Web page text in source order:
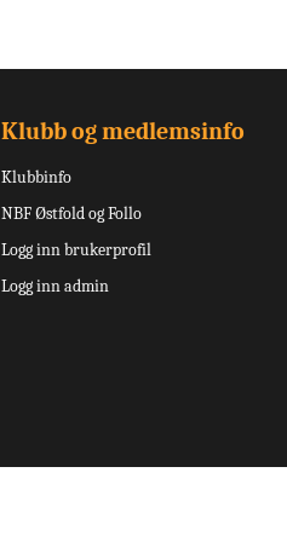
Klubb og medlemsinfo
Klubbinfo
NBF Østfold og Follo
Logg inn brukerprofil
Logg inn admin